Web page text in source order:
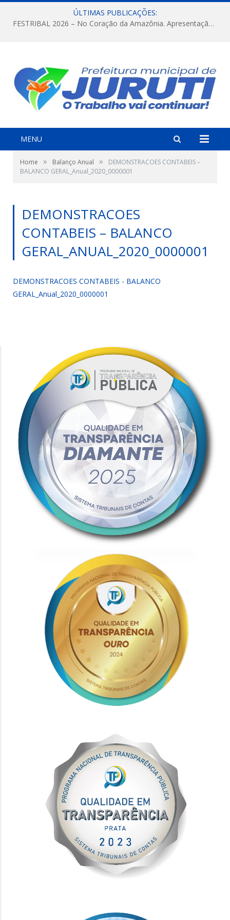
ÚLTIMAS PUBLICAÇÕES:
FESTRIBAL 2026 – No Coração da Amazônia. Apresentação da Munduruku.
MENU
Home » Balanço Anual »
DEMONSTRACOES CONTABEIS –
BALANCO GERAL_Anual_2020_0000001
DEMONSTRACOES
CONTABEIS – BALANCO
GERAL_ANUAL_2020_0000001
DEMONSTRACOES CONTABEIS - BALANCO
GERAL_Anual_2020_0000001